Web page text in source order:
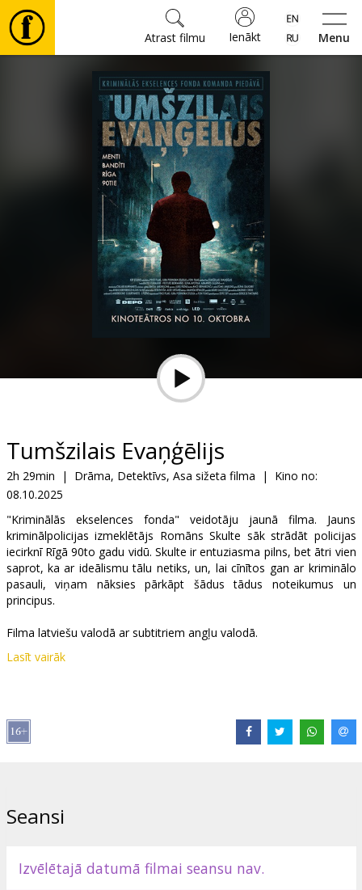
Menu
Ienākt
Atrast filmu
Pasākumi
B2B
Kino
Klubs
Tumšzilais Evaņģēlijs
2h 29min | Drāma, Detektīvs, Asa sižeta filma |
Kino no:
08.10.2025
"Kriminālās ekselences fonda" veidotāju jaunā filma. Jauns
kriminālpolicijas izmeklētājs Romāns Skulte sāk strādāt policijas
iecirknī Rīgā 90to gadu vidū. Skulte ir entuziasma pilns, bet ātri vien
saprot, ka ar ideālismu tālu netiks, un, lai cīnītos gan ar kriminālo
pasauli, viņam nāksies pārkāpt šādus tādus noteikumus un
principus.
Filma latviešu valodā ar subtitriem angļu valodā.
Lomās:
Viesturs Berkmanis ,Elīna Avotiņa,
Armands Guļāns
Lasīt vairāk
Seansi
Izvēlētajā datumā filmai seansu nav.